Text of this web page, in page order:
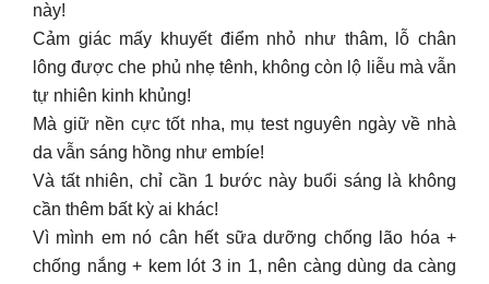
này!
Cảm giác mấy khuyết điểm nhỏ như thâm, lỗ chân
lông được che phủ nhẹ tênh, không còn lộ liễu mà vẫn
tự nhiên kinh khủng!
Mà giữ nền cực tốt nha, mụ test nguyên ngày về nhà
da vẫn sáng hồng như embíe!
Và tất nhiên, chỉ cần 1 bước này buổi sáng là không
cần thêm bất kỳ ai khác!
Vì mình em nó cân hết sữa dưỡng chống lão hóa +
chống nắng + kem lót 3 in 1, nên càng dùng da càng